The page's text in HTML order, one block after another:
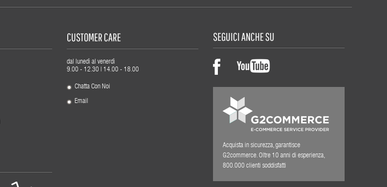
CUSTOMER CARE
dal lunedì al venerdì
9.00 - 12.30 | 14.00 - 18.00
Chatta Con Noi
Email
SEGUICI ANCHE SU
Acquista in sicurezza, garantisce
G2commerce. Oltre 10 anni di esperienza,
800.000 clienti soddisfatti